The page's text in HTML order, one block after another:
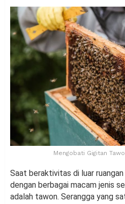
Mengobati Gigitan
Saat beraktivitas di luar
dengan berbagai macam jenis
adalah tawon. Serangga yang